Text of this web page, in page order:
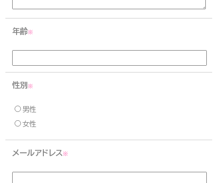
年齢※
性別 ※
男性
女性
メールアドレス ※